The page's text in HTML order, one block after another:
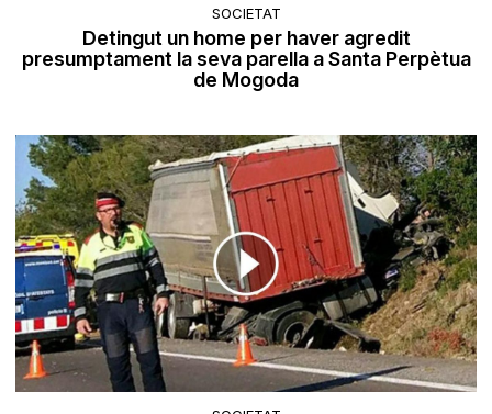
SOCIETAT
Detingut un home per haver agredit
presumptament la seva parella a Santa Perpètua
de Mogoda